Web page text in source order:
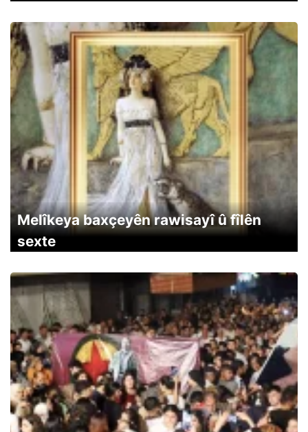
Melîkeya baxçeyên rawisayî û fîlên
sexte